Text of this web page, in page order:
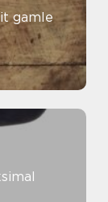
gamle